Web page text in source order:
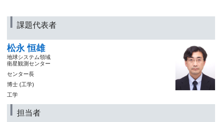
課題代表者
松永 恒雄
地球システム領域
衛星観測センター
センター長
博士 (工学)
工学
担当者